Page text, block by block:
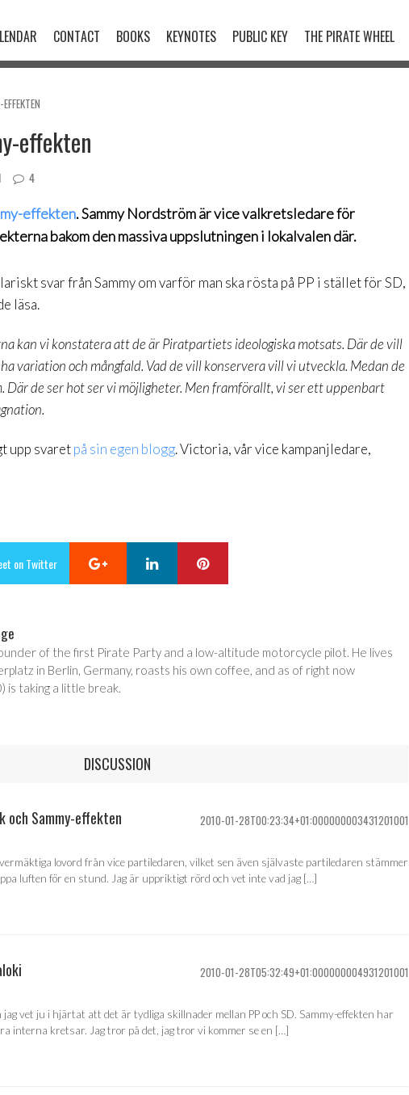
CONTACT BOOKS KEYNOTES PUBLIC KEY THE PIRATE WHEEL
effekten
4
effekten. Sammy Nordström är vice valkretsledare för
bakom den massiva uppslutningen i lokalvalen där.
svar från Sammy om varför man ska rösta på PP i stället för SD,
läsa.
kan vi konstatera att de är Piratpartiets ideologiska motsats. Där de vill
variation och mångfald. Vad de vill konservera vill vi utveckla. Medan de
Där de ser hot ser vi möjligheter. Men framförallt, vi ser ett uppenbart
upp svaretpå sin egen blogg. Victoria, vår vice kampanjledare,
on Twitter Google+ LinkedIn
of the first Pirate Party and a low-altitude motorcycle pilot. He lives
in Berlin, Germany, roasts his own coffee, and as of right now
is taking a little break.
DISCUSSION
och Sammy-effekten 2010-01-28T00:23:34+01:000000003431201001
lovord från vice partiledaren, vilket sen även självaste partiledaren stämmer
luften för en stund. Jag är uppriktigt rörd och vet inte vad jag […]
2010-01-28T05:32:49+01:000000004931201001
vet ju i hjärtat att det är tydliga skillnader mellan PP och SD. Sammy-effekten har
interna kretsar. Jag tror på det, jag tror vi kommer se en […]